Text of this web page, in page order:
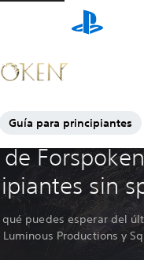
Guía para principiantes
sin
qué puedes esperar del
Productions y
los iconos de